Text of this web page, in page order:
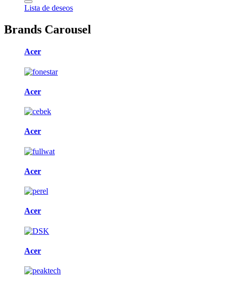
Lista de deseos
Brands Carousel
Acer
Acer
Acer
Acer
Acer
Acer